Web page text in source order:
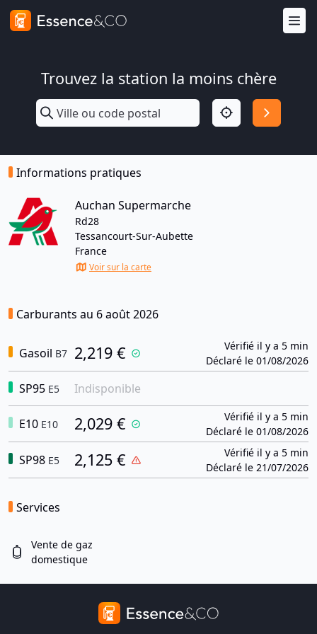
Trouvez la station la moins chère
Informations pratiques
Auchan Supermarche
Rd28
Tessancourt-Sur-Aubette
France
Voir sur la carte
Carburants au 6 août 2026
Gasoil B7 2,219 €
Vérifié il y a 5 min
Déclaré le 01/08/2026
SP95 E5 Indisponible
E10 E10 2,029 €
Vérifié il y a 5 min
Déclaré le 01/08/2026
SP98 E5 2,125 €
Vérifié il y a 5 min
Déclaré le 21/07/2026
Services
Vente de gaz
domestique